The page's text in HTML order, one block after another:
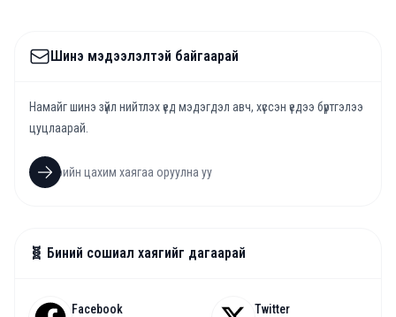
Шинэ мэдээлэлтэй байгаарай
Намайг шинэ зүйл нийтлэх үед мэдэгдэл авч, хүссэн үедээ бүртгэлээ
цуцлаарай.
🧬 Биний сошиал хаягийг дагаарай
Facebook Twitter